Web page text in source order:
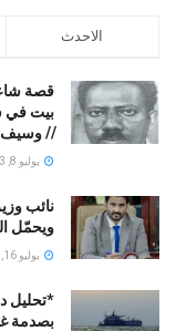
الاحدث
قصة
بيت في
// ﻭﺳﻴﻒ
يوليو 8, 2023
نائب
ويحمّل
يوليو 16, 2026
*تحليل
بصدمة